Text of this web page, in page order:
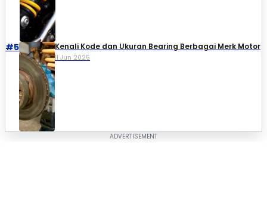
#5 Kenali Kode dan Ukuran Bearing Berbagai Merk Motor
11 Jun 2025